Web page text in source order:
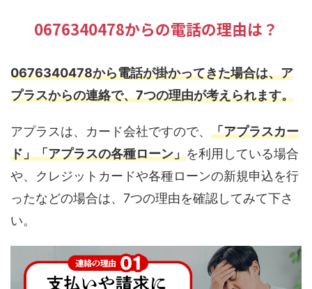
0676340478からの電話の理由は？
0676340478から電話が掛かってきた場合は、ア
プラスからの連絡で、7つの理由が考えられます。
アプラスは、カード会社ですので、 「アプラスカー
ド」「アプラスの各種ローン」を利用している場合
や、クレジットカードや各種ローンの新規申込を行
ったなどの場合は、7つの理由を確認してみて下さ
い。